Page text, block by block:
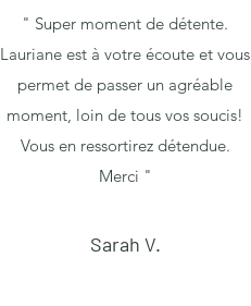
" Super moment de détente.
Lauriane est à votre écoute et vous
permet de passer un agréable
moment, loin de tous vos soucis!
Vous en ressortirez détendue.
Merci "
Sarah V.